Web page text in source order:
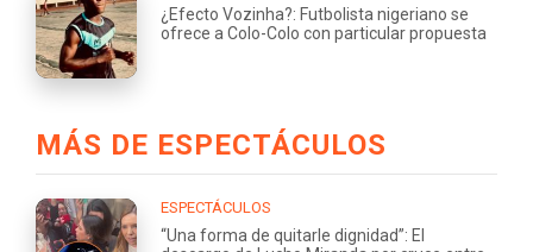
¿Efecto Vozinha?: Futbolista nigeriano se
ofrece a Colo-Colo con particular propuesta
MÁS DE ESPECTÁCULOS
ESPECTÁCULOS
“Una forma de quitarle dignidad”: El